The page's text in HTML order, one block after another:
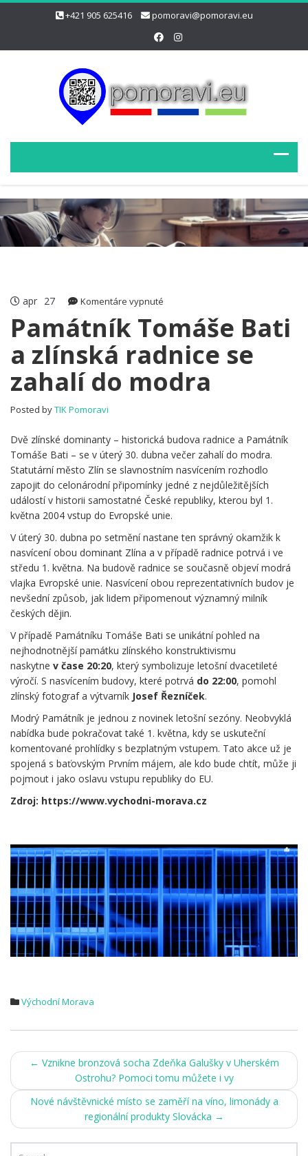
+421 905 625416 pomoravi@pomoravi.eu
apr 27 Komentáre vypnuté
Tomáše
Bati
zlínská
radnice
modra
Památník Tomáše Bati
a zlínská radnice se
zahalí do modra
Posted byTIK Pomoravi
Dvě zlínské dominanty – historická budova radnice a Památník
Tomáše Bati – se v úterý 30. dubna večer zahalí do modra.
Statutární město Zlín se slavnostním nasvícením rozhodlo
zapojit do celonárodní připomínky jedné z nejdůležitějších
událostí v historii samostatné České republiky, kterou byl 1.
května 2004 vstup do Evropské unie.
V úterý 30. dubna po setmění nastane ten správný okamžik k
nasvícení obou dominant Zlína a v případě radnice potrvá i ve
středu 1. května. Na budově radnice se současně objeví modrá
vlajka Evropské unie. Nasvícení obou reprezentativních budov je
nevšední způsob, jak lidem připomenout významný milník
českých dějin.
V případě Památníku Tomáše Bati se unikátní pohled na
nejhodnotnější památku zlínského konstruktivismu
naskytne v čase 20:20, který symbolizuje letošní dvacetileté
výročí. S nasvícením budovy, které potrvá do 22:00, pomohl
zlínský fotograf a výtvarník Josef Řezníček.
Modrý Památník je jednou z novinek letošní sezóny. Neobvyklá
nabídka bude pokračovat také 1. května, kdy se uskuteční
komentované prohlídky s bezplatným vstupem. Tato akce už je
spojená s baťovským Prvním májem, ale kdo bude chtít, může ji
pojmout i jako oslavu vstupu republiky do EU.
Zdroj: https://www.vychodni-morava.cz
Východní Morava
Post
navigation
← Vznikne bronzová socha Zdeňka Galušky v Uherském
Ostrohu? Pomoci tomu můžete i vy
Nové návštěvnické místo se zaměří na víno, limonády a
regionální produkty Slovácka →